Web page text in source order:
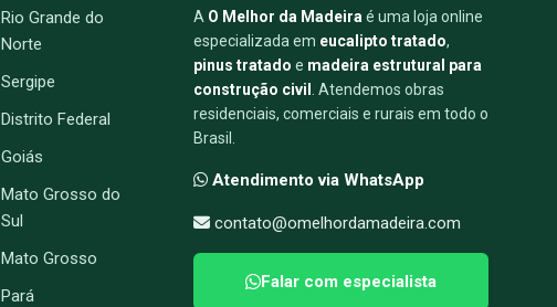
Rio Grande do
Norte
Sergipe
Distrito Federal
Goiás
Mato Grosso do
Sul
Mato Grosso
Pará
A O Melhor da Madeira é uma loja online
especializada em eucalipto tratado,
pinus tratado e madeira estrutural para
construção civil
. Atendemos obras
residenciais, comerciais e rurais em todo o
Brasil.
Atendimento via WhatsApp
contato@omelhordamadeira.com
Falar com especialista